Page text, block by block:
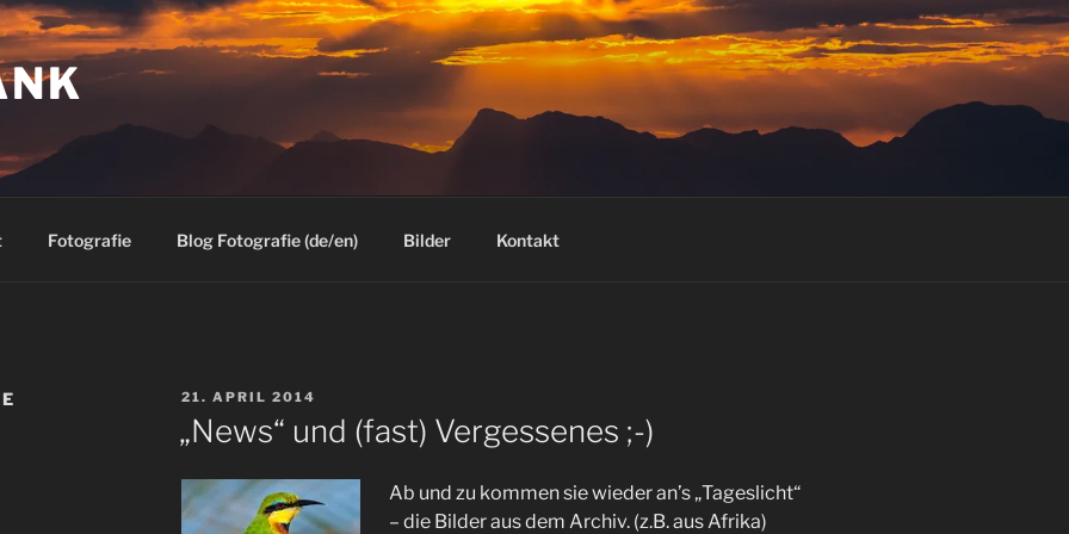
Fotografie Blog Fotografie (de/en) Bilder Kontakt
VERÖFFENTLICHT
AM
21. APRIL 2014
„News“ und (fast) Vergessenes ;-)
Ab und zu kommen sie wieder an’s „Tageslicht“
– die Bilder aus dem Archiv. (z.B. aus Afrika)